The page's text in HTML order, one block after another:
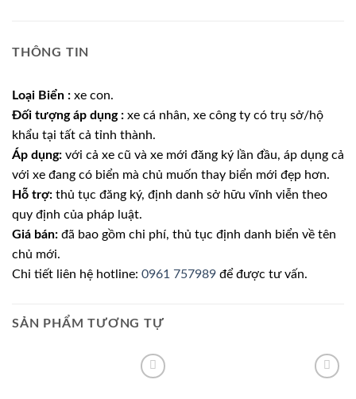
THÔNG TIN
Loại Biển : xe con.
Đối tượng áp dụng : xe cá nhân, xe công ty có trụ sở/hộ
khẩu tại tất cả tỉnh thành.
Áp dụng: với cả xe cũ và xe mới đăng ký lần đầu, áp dụng cả
với xe đang có biển mà chủ muốn thay biển mới đẹp hơn.
Hỗ trợ: thủ tục đăng ký, định danh sở hữu vĩnh viễn theo
quy định của pháp luật.
Giá bán: đã bao gồm chi phí, thủ tục định danh biển về tên
chủ mới.
Chi tiết liên hệ hotline: 0961 757989 để được tư vấn.
SẢN PHẨM TƯƠNG TỰ